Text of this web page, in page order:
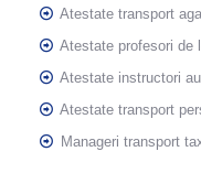
Atestate transport
Atestate profesori de
Atestate instructori
Atestate transport
Manageri transport